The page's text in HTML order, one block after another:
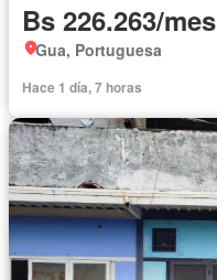
Bs 226.263/mes
Gua, Portuguesa
Hace 1 día, 7 horas